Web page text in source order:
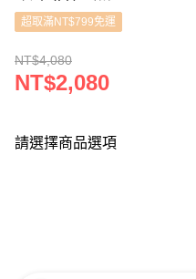
超取滿NT$799免運
NT$4,080
NT$2,080
請選擇商品選項